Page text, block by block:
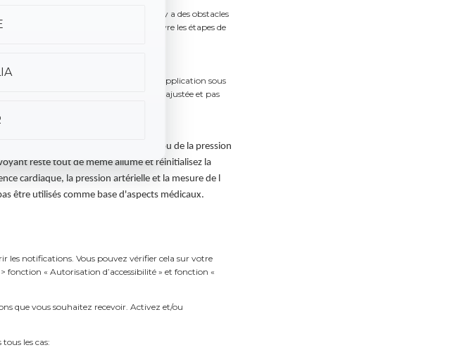
10-15 mètres sans obstacles. Lorsqu'il y a des obstacles
l'application Flagfit 2.0 et de suivre les étapes de
FlagFit 2.0. Cela peut être fait dans l'application sous
Assurez-vous que la montre est bien ajustée et pas
de calcul de la fréquence cardiaque ou de la pression
reste tout de même allumé et réinitialisez la
cardiaque, la pression artérielle et la mesure de l
être utilisés comme base d'aspects médicaux.
les notifications. Vous pouvez vérifier cela sur votre
fonction « Autorisation d’accessibilité » et fonction «
que vous souhaitez recevoir. Activez et/ou
les cas: